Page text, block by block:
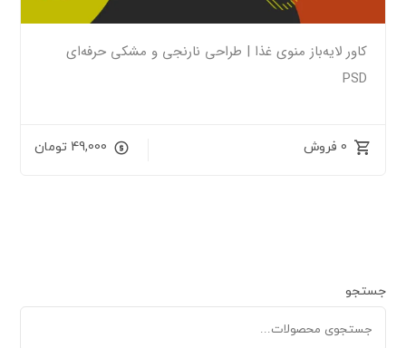
کاور لایه‌باز منوی غذا | طراحی نارنجی و مشکی حرفه‌ای
PSD
0 فروش 49,000 تومان
جستجو